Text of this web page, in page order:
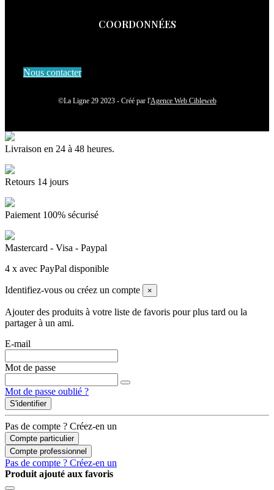
COORDONNÉES
Nous contacter
©La Ligne 29 2023 - Créé par l'Agence Web Cibleweb
Livraison en 24 à 48 heures.
Retours 14 jours
Paiement 100% sécurisé
Mastercard - Visa - Paypal
4 x avec PayPal disponible
Identifiez-vous ou créez un compte ×
Ajouter des produits à votre liste de favoris pour plus tard ou la
partager à un ami.
E-mail
Mot de passe
Mot de passe oublié ?
S'identifier
Pas de compte ? Créez-en un
Compte particulier
Compte professionnel
Pas de compte ? Créez-en un
Produit ajouté aux favoris